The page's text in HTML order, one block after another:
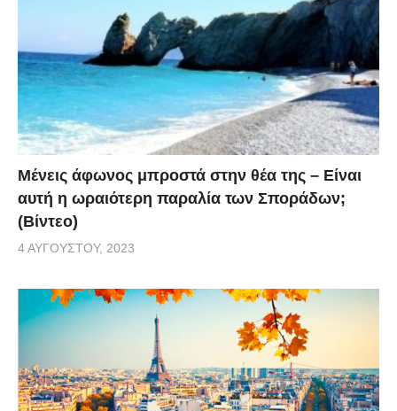
Μένεις άφωνος μπροστά στην θέα της – Είναι
αυτή η ωραιότερη παραλία των Σποράδων;
(Βίντεο)
4 ΑΥΓΟΎΣΤΟΥ, 2023